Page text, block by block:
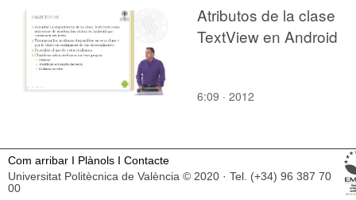
Atributos de la clase
TextView en Android
6:09 · 2012
Com arribar I Plànols I Contacte
Universitat Politècnica de València © 2020 · Tel. (+34) 96 387 70
00